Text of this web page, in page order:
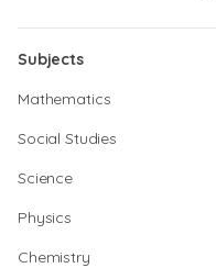
Subjects
Mathematics
Social Studies
Science
Physics
Chemistry